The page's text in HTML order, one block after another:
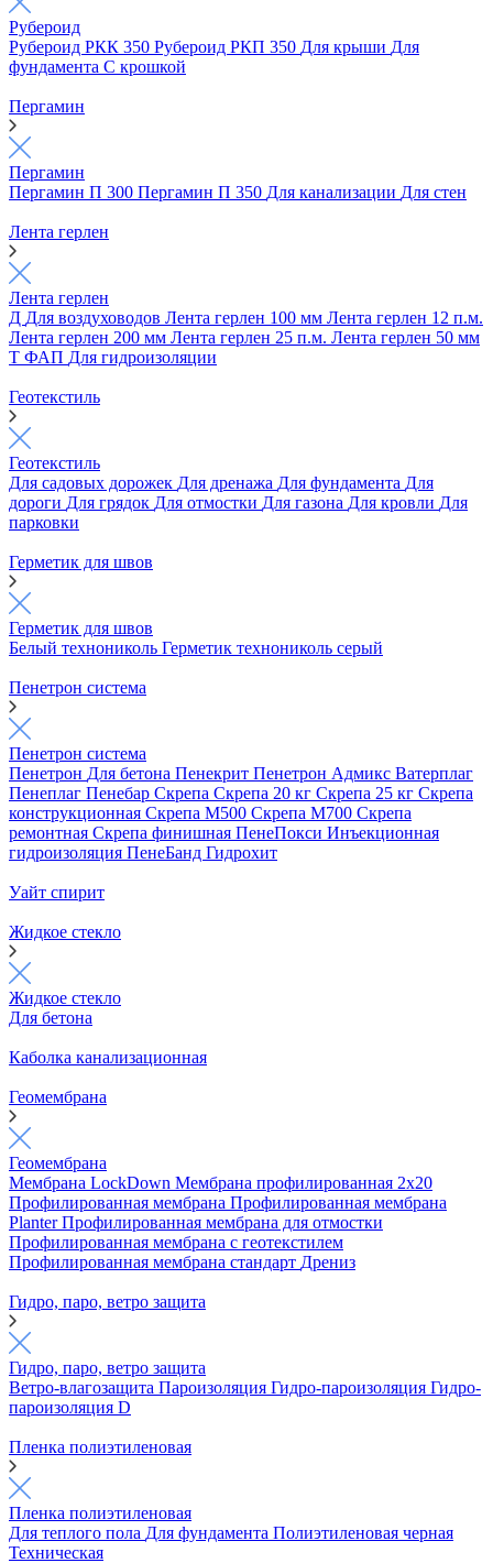
Рубероид
Рубероид РКК 350 Рубероид РКП 350 Для крыши Для
фундамента С крошкой
Пергамин
Пергамин
Пергамин П 300 Пергамин П 350 Для канализации Для стен
Лента герлен
Лента герлен
Д Для воздуховодов Лента герлен 100 мм Лента герлен 12 п.м.
Лента герлен 200 мм Лента герлен 25 п.м. Лента герлен 50 мм
Т ФАП Для гидроизоляции
Геотекстиль
Геотекстиль
Для садовых дорожек Для дренажа Для фундамента Для
дороги Для грядок Для отмостки Для газона Для кровли Для
парковки
Герметик для швов
Герметик для швов
Белый технониколь Герметик технониколь серый
Пенетрон система
Пенетрон система
Пенетрон Для бетона Пенекрит Пенетрон Адмикс Ватерплаг
Пенеплаг Пенебар Скрепа Скрепа 20 кг Скрепа 25 кг Скрепа
конструкционная Скрепа М500 Скрепа М700 Скрепа
ремонтная Скрепа финишная ПенеПокси Инъекционная
гидроизоляция ПенеБанд Гидрохит
Уайт спирит
Жидкое стекло
Жидкое стекло
Для бетона
Каболка канализационная
Геомембрана
Геомембрана
Мембрана LockDown Мембрана профилированная 2х20
Профилированная мембрана Профилированная мембрана
PlanterПрофилированная мембрана для отмостки
Профилированная мембрана с геотекстилем
Профилированная мембрана стандарт Дрениз
Гидро, паро, ветро защита
Гидро, паро, ветро защита
Ветро-влагозащита Пароизоляция Гидро-пароизоляция Гидро-
пароизоляция D
Пленка полиэтиленовая
Пленка полиэтиленовая
Для теплого пола Для фундамента Полиэтиленовая черная
Техническая